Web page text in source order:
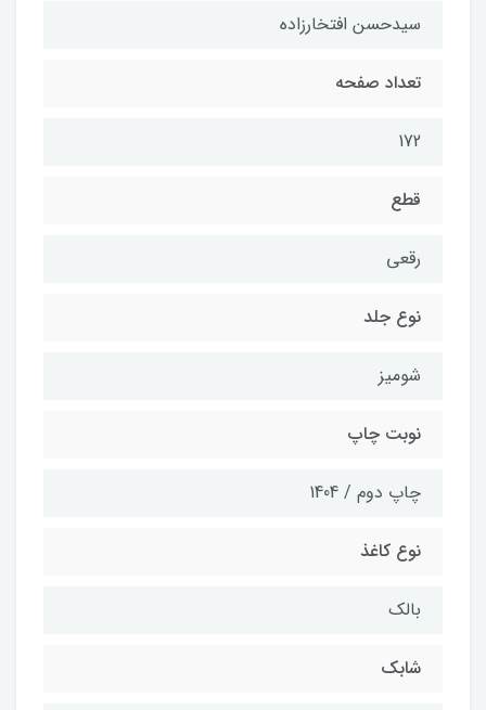
سیدحسن افتخارزاده
تعداد صفحه
172
قطع
رقعی
نوع جلد
شومیز
نوبت چاپ
چاپ دوم / 1404
نوع کاغذ
بالک
شابک